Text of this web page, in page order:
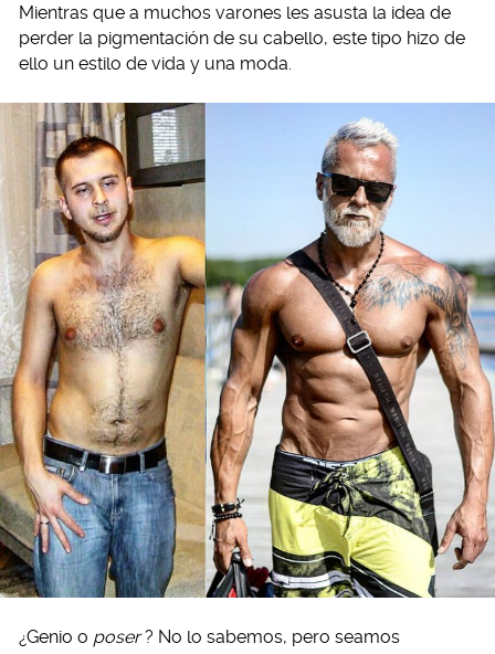
Mientras que a muchos varones les asusta la idea de
perder la pigmentación de su cabello, este tipo hizo de
ello un estilo de vida y una moda.
¿Genio o poser ? No lo sabemos, pero seamos